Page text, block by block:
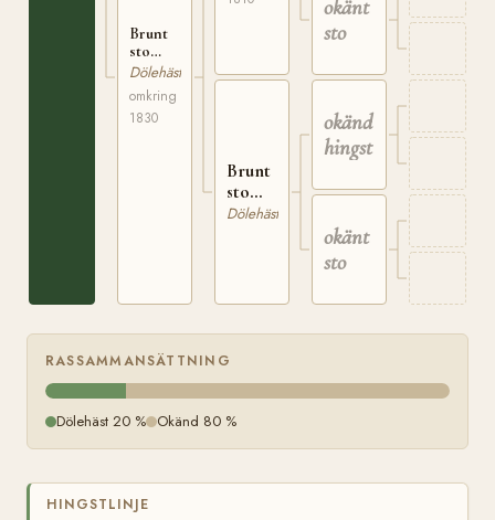
Brunt
sto
född
omkring
1830 på
Bö i N.
Dölehäst
omkring
1830
Brunt
sto
född
Dölehäst
okänt
sto
okänd
hingst
okänt
sto
RASSAMMANSÄTTNING
Dölehäst 20 % Okänd 80 %
HINGSTLINJE